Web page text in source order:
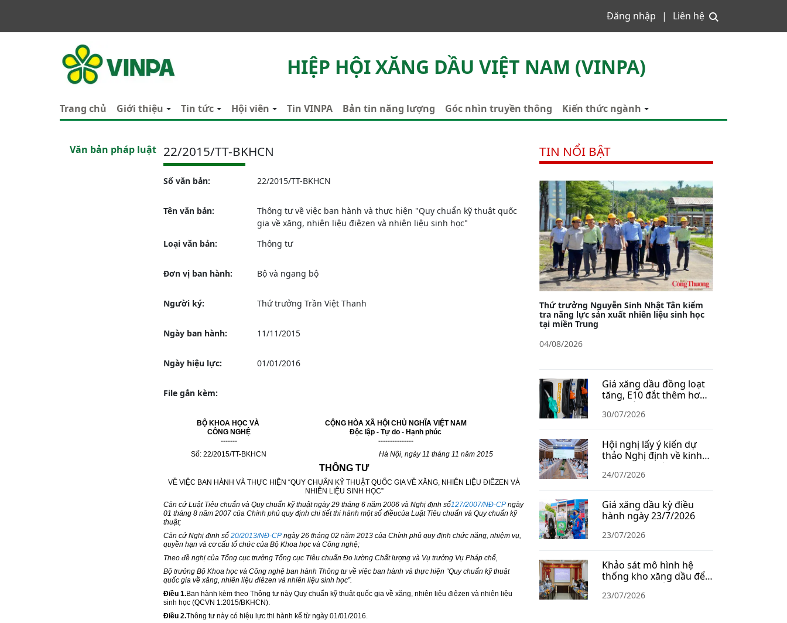
Đăng nhập Liên hệ
VINPA
HIỆP HỘI XĂNG DẦU VIỆT NAM (VINPA)
Trang chủ Giới thiệu Tin tức Hội viên Tin VINPA Bản tin năng lượng Góc nhìn truyền thông Kiến thức ngành
Văn bản pháp luật 22/2015/TT-BKHCN
Số văn bản: 22/2015/TT-BKHCN
Tên văn bản:
Thông tư về việc ban hành và thực hiện "Quy chuẩn kỹ thuật quốc
gia về xăng, nhiên liệu điêzen và nhiên liệu sinh học"
Loại văn bản:
Thông tư
Đơn vị ban hành: Bộ và ngang bộ
Người ký: Thứ trưởng Trần Việt Thanh
Ngày ban hành: 11/11/2015
Ngày hiệu lực: 01/01/2016
File gắn kèm:
BỘ KHOA HỌC VÀ
CÔNG NGHỆ
-------
CỘNG HÒA XÃ HỘI CHỦ NGHĨA VIỆT NAM
Độc lập - Tự do - Hạnh phúc
---------------
Số: 22/2015/TT-BKHCN Hà Nội, ngày 11 tháng 11 năm 2015
THÔNG TƯ
VỀ VIỆC BAN HÀNH VÀ THỰC HIỆN “QUY CHUẨN KỸ THUẬT QUỐC GIA VỀ XĂNG, NHIÊN LIỆU ĐIÊZEN VÀ
NHIÊN LIỆU SINH HỌC”
Căn cứ Luật Tiêu chuẩn và Quy chuẩn kỹ thuật ngày 29 tháng 6 năm 2006 và Nghị định số127/2007/NĐ-CP ngày
01 tháng 8 năm 2007 của Chính phủ quy định chi tiết thi hành mộtsố điềucủa Luật Tiêu chuẩn và Quy chuẩn kỹ
thuật;
Căn cứ Nghị định số 20/2013/NĐ-CP ngày 26 tháng 02 năm 2013 của Chính phủ quy định chức năng, nhiệm vụ,
quyền hạn và cơ cấu tổ chức của Bộ Khoa học và Công nghệ;
Theo đề nghị của Tổng cục trưởng Tổng cục Tiêu chuẩn Đo lường Chất lượng và Vụ trưởng Vụ Pháp chế,
Bộ trưởng Bộ Khoa học và Công nghệ ban hành Thông tư về việc ban hành và thực hiện “Quy chuẩn kỹ thuật
quốc gia về xăng, nhiên liệu điêzen và nhiên liệu sinh học”.
Điều 1.Ban hành kèm theo Thông tư này Quy chuẩn kỹ thuật quốc gia về xăng, nhiên liệu điêzen và nhiên liệu
sinh học (QCVN 1:2015/BKHCN).
Điều 2.Thông tư này có hiệu lực thi hành kể từ ngày 01/01/2016.
TIN NỔI BẬT
Thứ trưởng Nguyễn Sinh Nhật Tân kiểm
tra năng lực sản xuất nhiên liệu sinh học
tại miền Trung
04/08/2026
Giá xăng dầu đồng loạt
tăng, E10 đắt thêm hơn
1.400 đồng/lít
30/07/2026
Hội nghị lấy ý kiến dự
thảo Nghị định về kinh
doanh xăng dầu
24/07/2026
Giá xăng dầu kỳ điều
hành ngày 23/7/2026
23/07/2026
Khảo sát mô hình hệ
thống kho xăng dầu để
xây dựng Chiến lược dự
trữ năng lượng quốc gia
23/07/2026